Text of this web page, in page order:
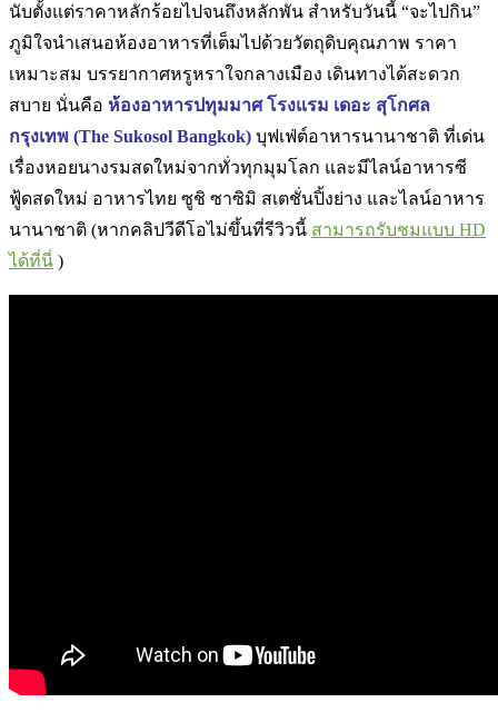
นับตั้งแต่ราคาหลักร้อยไปจนถึงหลักพัน สำหรับวันนี้ “จะไปกิน”
ภูมิใจนำเสนอห้องอาหารที่เต็มไปด้วยวัตถุดิบคุณภาพ ราคา
เหมาะสม บรรยากาศหรูหราใจกลางเมือง เดินทางได้สะดวก
สบาย นั่นคือ ห้องอาหารปทุมมาศ โรงแรม เดอะ สุโกศล
กรุงเทพ (The Sukosol Bangkok) บุฟเฟ่ต์อาหารนานาชาติ ที่เด่น
เรื่องหอยนางรมสดใหม่จากทั่วทุกมุมโลก และมีไลน์อาหารซี
ฟู้ดสดใหม่ อาหารไทย ซูชิ ซาซิมิ สเตชั่นปิ้งย่าง และไลน์อาหาร
นานาชาติ (หากคลิปวีดีโอไม่ขึ้นที่รีวิวนี้ สามารถรับชมแบบ HD
ได้ที่นี่ )